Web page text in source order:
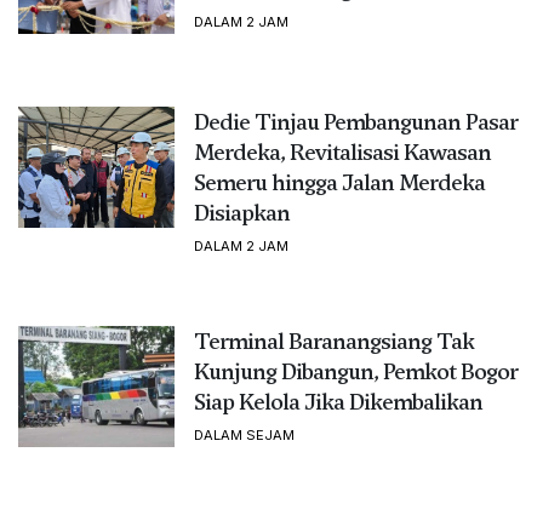
DALAM 2 JAM
Dedie Tinjau Pembangunan Pasar
Merdeka, Revitalisasi Kawasan
Semeru hingga Jalan Merdeka
Disiapkan
DALAM 2 JAM
Terminal Baranangsiang Tak
Kunjung Dibangun, Pemkot Bogor
Siap Kelola Jika Dikembalikan
DALAM SEJAM